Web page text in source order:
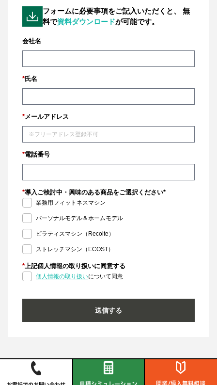
フォームに必要事項をご記入いただくと、
無
料で資料ダウンロードが可能です。
会社名
*氏名
*メールアドレス
*電話番号
*導入ご検討中・興味のある商品をご選択ください*
業務用フィットネスマシン
パーソナルモデル＆ホームモデル
ピラティスマシン（Recolte）
ストレッチマシン（ECOST）
*上記個人情報の取り扱いに同意する
個人情報の取り扱いについて同意
送信する
開業/導入無料相談